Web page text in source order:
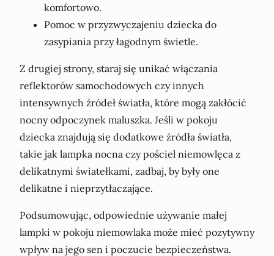
komfortowo.
Pomoc w przyzwyczajeniu dziecka do
zasypiania przy łagodnym świetle.
Z drugiej strony, staraj się unikać włączania
reflektorów samochodowych czy innych
intensywnych źródeł światła, które mogą zakłócić
nocny odpoczynek maluszka. Jeśli w pokoju
dziecka znajdują się dodatkowe źródła światła,
takie jak lampka nocna czy pościel niemowlęca z
delikatnymi światełkami, zadbaj, by były one
delikatne i nieprzytłaczające.
Podsumowując, odpowiednie używanie małej
lampki w pokoju niemowlaka może mieć pozytywny
wpływ na jego sen i poczucie bezpieczeństwa.